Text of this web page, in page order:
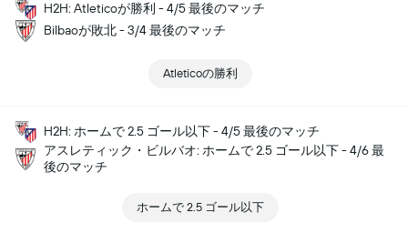
H2H: Atleticoが勝利 - 4/5 最後のマッチ
Bilbaoが敗北 - 3/4 最後のマッチ
Atleticoの勝利
H2H: ホームで 2.5 ゴール以下 - 4/5 最後のマッチ
アスレティック・ビルバオ: ホームで 2.5 ゴール以下 - 4/6 最
後のマッチ
ホームで 2.5 ゴール以下